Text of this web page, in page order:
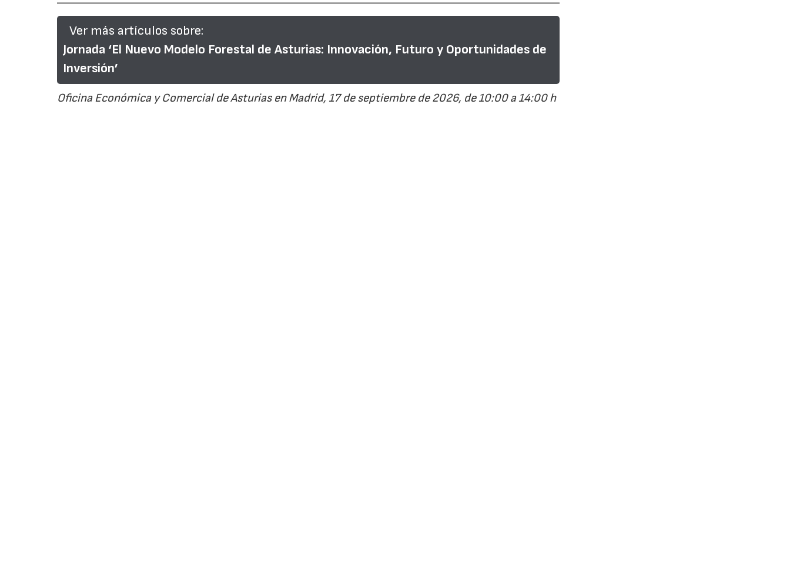
Ver más artículos sobre:
Jornada ‘El Nuevo Modelo Forestal de Asturias: Innovación, Futuro y Oportunidades de
Inversión’
Oficina Económica y Comercial de Asturias en Madrid, 17 de septiembre de 2026, de 10:00 a 14:00 h